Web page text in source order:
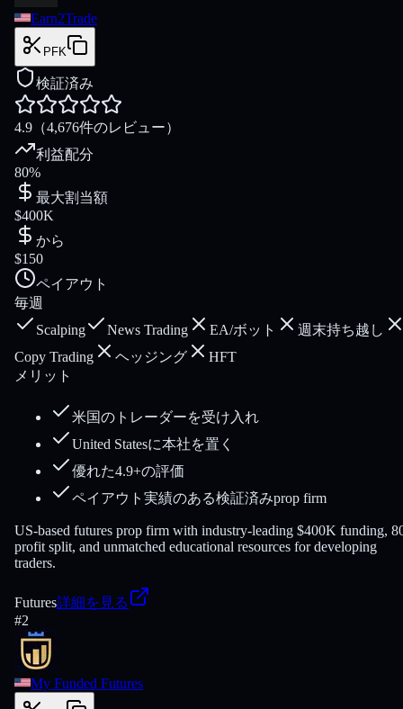
Earn2Trade
PFK
検証済み
4.9 （4,676件のレビュー）
利益配分
80%
最大割当額
$400K
から
$150
ペイアウト
毎週
Scalping
News Trading EA/ボット
週末持ち越し
Copy Trading
ヘッジング
HFT
メリット
米国のトレーダーを受け入れ
United Statesに本社を置く
優れた4.9+の評価
ペイアウト実績のある検証済みprop firm
US-based futures prop firm with industry-leading $400K funding,
profit split, and unmatched educational resources for developing
traders.
Futures詳細を見る
#2
My Funded Futures